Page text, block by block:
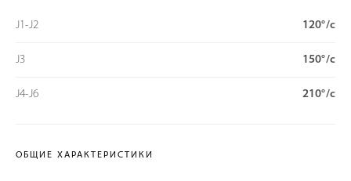
J1-J2 120°/с
J3 150°/с
J4-J6 210°/с
ОБЩИЕ ХАРАКТЕРИСТИКИ